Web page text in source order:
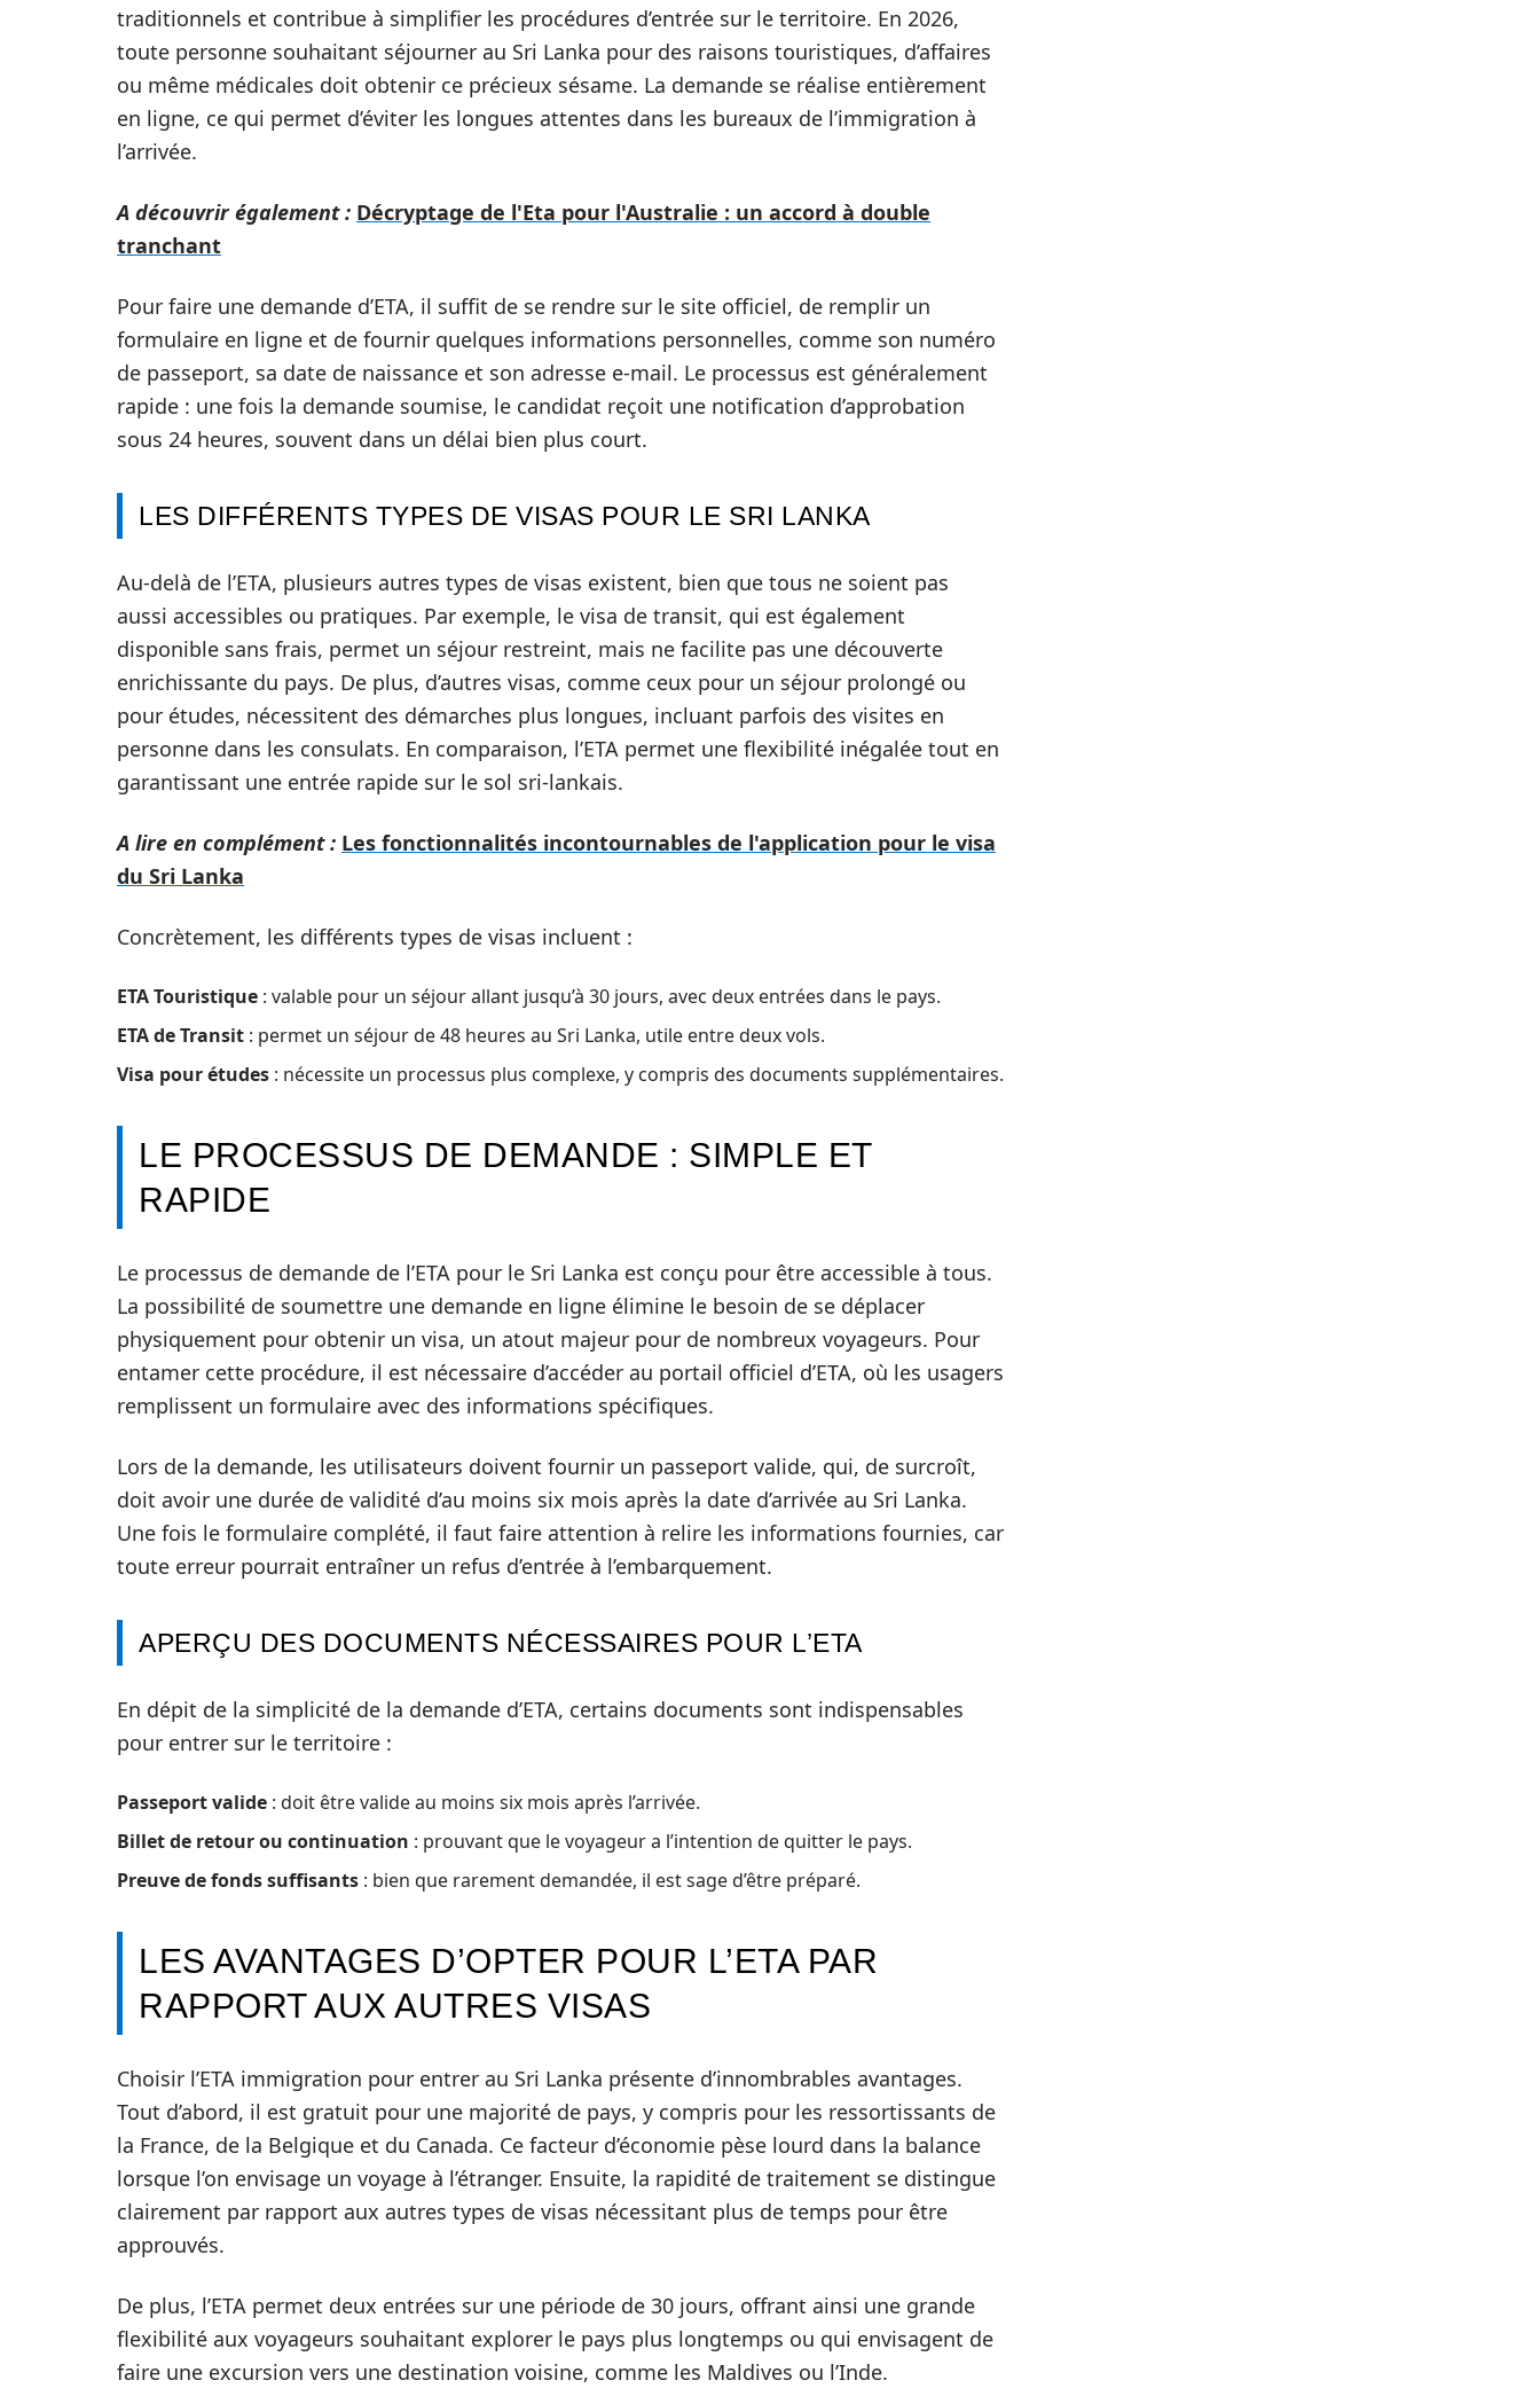
traditionnels et contribue à simplifier les procédures d’entrée sur le territoire. En 2026,
toute personne souhaitant séjourner au Sri Lanka pour des raisons touristiques, d’affaires
ou même médicales doit obtenir ce précieux sésame. La demande se réalise entièrement
en ligne, ce qui permet d’éviter les longues attentes dans les bureaux de l’immigration à
l’arrivée.
A découvrir également : Décryptage de l'Eta pour l'Australie : un accord à double
tranchant
Pour faire une demande d’ETA, il suffit de se rendre sur le site officiel, de remplir un
formulaire en ligne et de fournir quelques informations personnelles, comme son numéro
de passeport, sa date de naissance et son adresse e-mail. Le processus est généralement
rapide : une fois la demande soumise, le candidat reçoit une notification d’approbation
sous 24 heures, souvent dans un délai bien plus court.
LES DIFFÉRENTS TYPES DE VISAS POUR LE SRI LANKA
Au-delà de l’ETA, plusieurs autres types de visas existent, bien que tous ne soient pas
aussi accessibles ou pratiques. Par exemple, le visa de transit, qui est également
disponible sans frais, permet un séjour restreint, mais ne facilite pas une découverte
enrichissante du pays. De plus, d’autres visas, comme ceux pour un séjour prolongé ou
pour études, nécessitent des démarches plus longues, incluant parfois des visites en
personne dans les consulats. En comparaison, l’ETA permet une flexibilité inégalée tout en
garantissant une entrée rapide sur le sol sri-lankais.
A lire en complément : Les fonctionnalités incontournables de l'application pour le visa
du Sri Lanka
Concrètement, les différents types de visas incluent :
ETA Touristique : valable pour un séjour allant jusqu’à 30 jours, avec deux entrées dans le pays.
ETA de Transit : permet un séjour de 48 heures au Sri Lanka, utile entre deux vols.
Visa pour études : nécessite un processus plus complexe, y compris des documents supplémentaires.
LE PROCESSUS DE DEMANDE : SIMPLE ET
RAPIDE
Le processus de demande de l’ETA pour le Sri Lanka est conçu pour être accessible à tous.
La possibilité de soumettre une demande en ligne élimine le besoin de se déplacer
physiquement pour obtenir un visa, un atout majeur pour de nombreux voyageurs. Pour
entamer cette procédure, il est nécessaire d’accéder au portail officiel d’ETA, où les usagers
remplissent un formulaire avec des informations spécifiques.
Lors de la demande, les utilisateurs doivent fournir un passeport valide, qui, de surcroît,
doit avoir une durée de validité d’au moins six mois après la date d’arrivée au Sri Lanka.
Une fois le formulaire complété, il faut faire attention à relire les informations fournies, car
toute erreur pourrait entraîner un refus d’entrée à l’embarquement.
APERÇU DES DOCUMENTS NÉCESSAIRES POUR L’ETA
En dépit de la simplicité de la demande d’ETA, certains documents sont indispensables
pour entrer sur le territoire :
Passeport valide : doit être valide au moins six mois après l’arrivée.
Billet de retour ou continuation : prouvant que le voyageur a l’intention de quitter le pays.
Preuve de fonds suffisants : bien que rarement demandée, il est sage d’être préparé.
LES AVANTAGES D’OPTER POUR L’ETA PAR
RAPPORT AUX AUTRES VISAS
Choisir l’ETA immigration pour entrer au Sri Lanka présente d’innombrables avantages.
Tout d’abord, il est gratuit pour une majorité de pays, y compris pour les ressortissants de
la France, de la Belgique et du Canada. Ce facteur d’économie pèse lourd dans la balance
lorsque l’on envisage un voyage à l’étranger. Ensuite, la rapidité de traitement se distingue
clairement par rapport aux autres types de visas nécessitant plus de temps pour être
approuvés.
De plus, l’ETA permet deux entrées sur une période de 30 jours, offrant ainsi une grande
flexibilité aux voyageurs souhaitant explorer le pays plus longtemps ou qui envisagent de
faire une excursion vers une destination voisine, comme les Maldives ou l’Inde.